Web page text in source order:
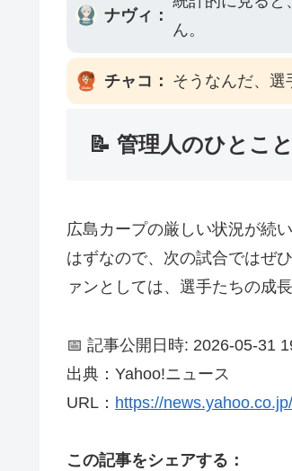
ナヴィ：
ん。
チャコ： そうなんだ、選
📝 管理人のひとこと
広島カープの厳しい状況が続
はずなので、次の試合ではぜ
ァンとしては、選手たちの成
📅 記事公開日時: 2026-05-31
出典：Yahoo!ニュース
URL： https://
この記事をシェアする：